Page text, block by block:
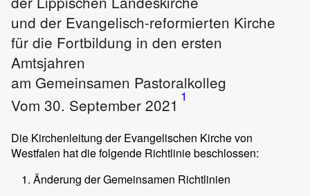
und der Evangelisch-reformierten Kirche
für die Fortbildung in den ersten
Amtsjahren
am Gemeinsamen Pastoralkolleg
Vom 30. September 2021 1
Die Kirchenleitung der Evangelischen Kirche von
Westfalen hat die folgende Richtlinie beschlossen:
Änderung der Gemeinsamen Richtlinien